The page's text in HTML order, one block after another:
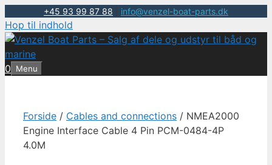
+45 93 99 87 88 info@venzel-boat-parts.dk
Hop til indhold
0 Menu
Forside / Cables and connections / NMEA2000
Engine Interface Cable 4 Pin PCM-0484-4P
4.0M